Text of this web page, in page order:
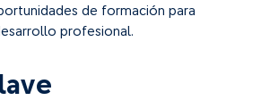
de formación para
profesional.